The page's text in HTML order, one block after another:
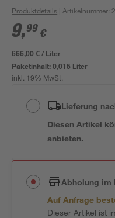
Produktdetails | Artikelnummer:
9,99 €
666,00 € / Liter
Paketinhalt:0,015 Liter
inkl. 19% MwSt.
Lieferung
Diesen Artikel
anbieten.
Abholung im
Auf Anfrage
Dieser Artikel ist